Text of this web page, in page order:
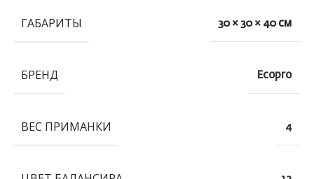
ГАБАРИТЫ 30 × 30 × 40 см
БРЕНД Ecopro
ВЕС ПРИМАНКИ 4